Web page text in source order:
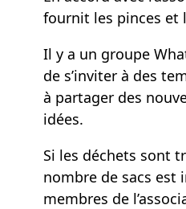
fournit les pinces et
Il y a un groupe
de s’inviter à des
à partager des
idées.
Si les déchets sont
nombre de sacs est
membres de